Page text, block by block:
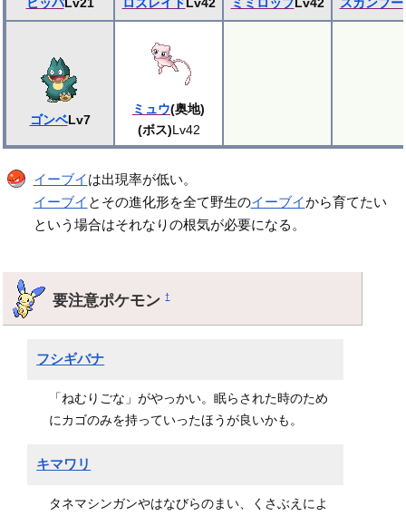
ゴンベLv7
ミュウ(奥地)
(ボス)Lv42
イーブイは出現率が低い。
イーブイ とその進化形を全て野生のイーブイから育てたい
という場合はそれなりの根気が必要になる。
要注意ポケモン†
フシギバナ
「ねむりごな」がやっかい。眠らされた時のため
にカゴのみを持っていったほうが良いかも。
キマワリ
タネマシンガンやはなびらのまい、くさぶえによ